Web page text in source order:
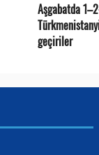
Aşgabatda
geçiriler